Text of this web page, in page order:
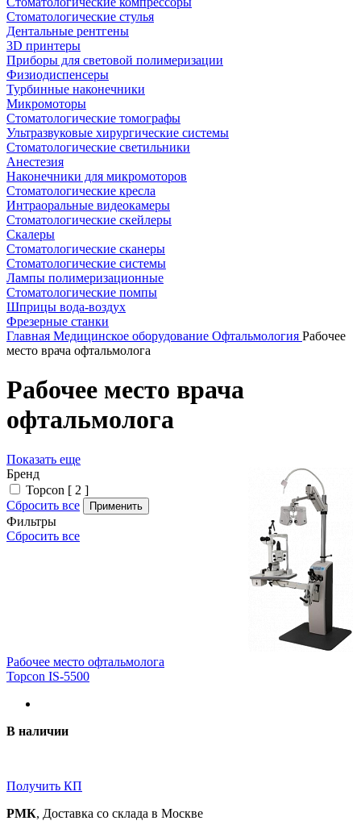
Стоматологические стулья
Дентальные рентгены
3D принтеры
Приборы для световой полимеризации
Физиодиспенсеры
Турбинные наконечники
Микромоторы
Стоматологические томографы
Ультразвуковые хирургические системы
Стоматологические светильники
Анестезия
Наконечники для микромоторов
Стоматологические кресла
Интраоральные видеокамеры
Стоматологические скейлеры
Скалеры
Стоматологические сканеры
Стоматологические системы
Лампы полимеризационные
Стоматологические помпы
Шприцы вода-воздух
Фрезерные станки
Главная Медицинское оборудование Офтальмология Рабочее
место врача офтальмолога
Рабочее место врача
офтальмолога
Показать еще
Бренд
Topcon [ 2 ]
Сбросить все
Применить
Фильтры
Сбросить все
Рабочее место офтальмолога
Topcon IS-5500
В наличии
Получить КП
РМК, Доставка со склада в Москве